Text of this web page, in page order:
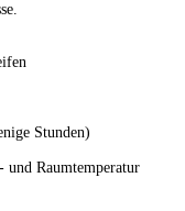
Stunden)
und Raumtemperatur